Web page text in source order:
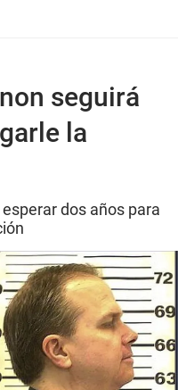
seguirá
la
dos años para